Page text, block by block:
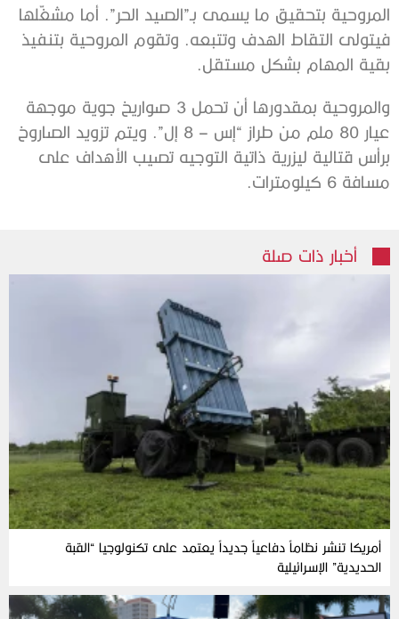
المروحية بتحقيق ما يسمى بـ”الصيد الحر”. أما مشغّلها
فيتولى التقاط الهدف وتتبعه. وتقوم المروحية بتنفيذ
بقية المهام بشكل مستقل.
والمروحية بمقدورها أن تحمل 3 صواريخ جوية موجهة
عيار 80 ملم من طراز “إس – 8 إل”. ويتم تزويد الصاروخ
برأس قتالية ليزرية ذاتية التوجيه تصيب الأهداف على
مسافة 6 كيلومترات.
أخبار ذات صلة
أمريكا تنشر نظاماً دفاعياً جديداً يعتمد على تكنولوجيا “القبة
الحديدية” الإسرائيلية